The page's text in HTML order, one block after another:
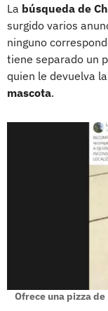
La búsqueda de
surgido varios
ninguno
tiene separado un
quien le devuelva la
mascota.
Ofrece una pizza